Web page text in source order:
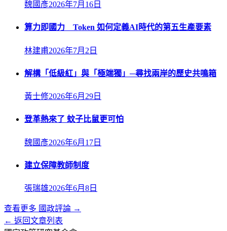
魏國彥2026年7月16日
算力即國力 Token 如何定義AI時代的第五生產要素
林建甫2026年7月2日
解構「低級紅」與「極端獨」─尋找兩岸的歷史共鳴箱
黃士修2026年6月29日
登革熱來了 蚊子比鼠更可怕
魏國彥2026年6月17日
建立保障教師制度
張瑞雄2026年6月8日
查看更多 國政評論 →
← 返回文章列表